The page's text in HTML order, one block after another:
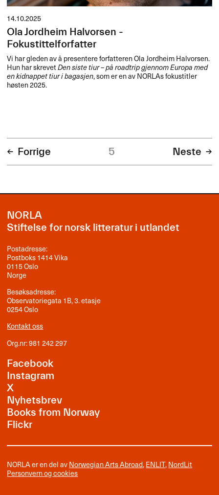
14.10.2025
Ola Jordheim Halvorsen -
Fokustittelforfatter
Vi har gleden av å presentere forfatteren Ola Jordheim Halvorsen.
Hun har skrevetDen siste tiur – på roadtrip gjennom Europa med
en kidnappet tiur i bagasjen, som er en av NORLAs fokustitler
høsten 2025.
Forrige 5 Neste
NORLA
Stiftelse for norsk litteratur i utlandet
Postadresse:
Postboks 1414 Vika
0115 Oslo
Norge
Besøksadresse:
Observatoriegata 1B, 3. etasje
0254 Oslo
Kontakt oss
Org.nr: 981 242 297
Facebook
Instagram
X
Nyhetsbrev
Books from Norway
Flickr
NORLA er en del avNorwegian Arts Abroad,ENLIT,NordLit
Personvern og cookies